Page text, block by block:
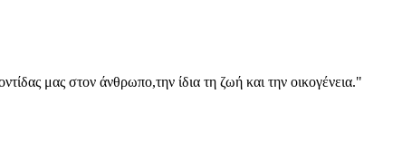
μας στον άνθρωπο,την ίδια τη ζωή και την οικογένεια."